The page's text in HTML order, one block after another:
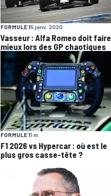
FORMULE 15 janv. 2020
Vasseur : Alfa Romeo doit faire
mieux lors des GP chaotiques
FORMULE 11 m
F1 2026 vs Hypercar : où est le
plus gros casse-tête ?